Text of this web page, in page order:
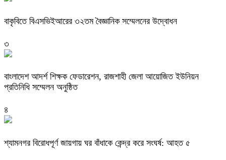
বাকৃবিতে বিএসভিইআরের ৩২তম বৈজ্ঞানিক সম্মেলনের উদ্বোধন
৩
বাংলাদেশ আদর্শ শিক্ষক ফেডারেশন, রাজশাহী জেলা আয়োজিত ইউনিয়ন
প্রতিনিধি সম্মেলন অনুষ্ঠিত
৪
শ্যামনগর বিরোধপূর্ণ জায়গায় ঘর বাঁধাকে কেন্দ্র করে সংঘর্ষ: আহত ৫